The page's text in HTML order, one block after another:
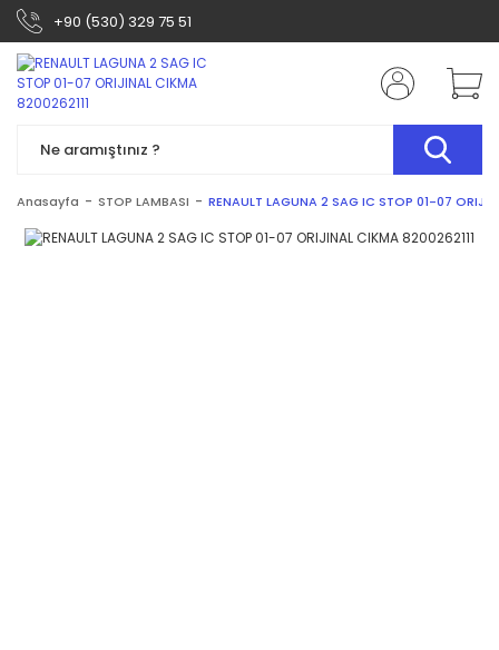
+90 (530) 329 75 51
Anasayfa STOP LAMBASI RENAULT LAGUNA 2 SAG IC STOP 01-07